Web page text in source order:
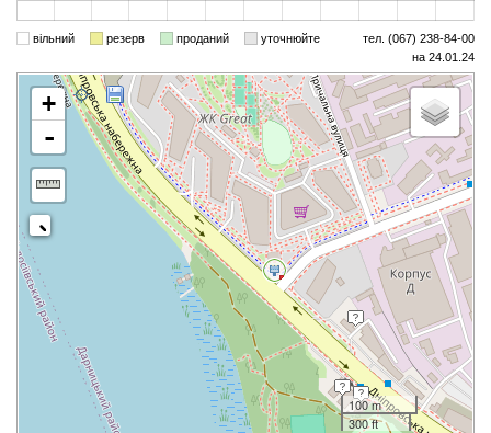
вільний резерв проданий уточнюйте
тел. (067) 238-84-00
на 24.01.24
+
-
100 m
300 ft